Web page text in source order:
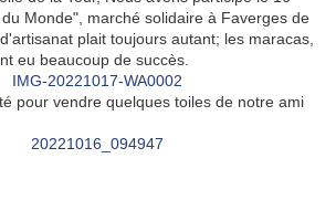
Monde", marché solidaire à Faverges de
plait toujours autant; les maracas,
eu beaucoup de succès.
pour vendre quelques toiles de notre ami